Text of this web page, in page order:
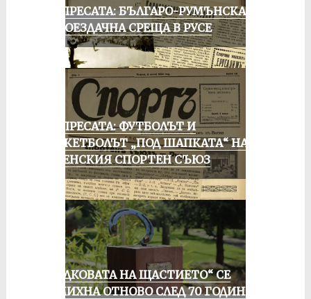
ОТ ПРЕСАТА: БЪЛГАРО-РУМЪНСКА
КОЛОЕЗДАЧНА СРЕЩА В РУСЕ
ОТ ПРЕСАТА: ФУТБОЛЪТ И
БАСКЕТБОЛЪТ „ПОД ШАПКАТА“ НА
РУСЕНСКИЯ СПОРТЕН СЪЮЗ
„ПОДКОВАТА НА ЩАСТИЕТО“ СЕ
УСМИХНА ОТНОВО СЛЕД 70 ГОДИНИ